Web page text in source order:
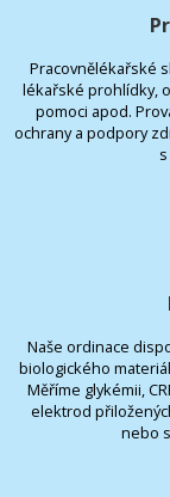
Pracovnělékařské
lékařské prohlídky,
pomoci apod.
ochrany a podpory
Naše ordinace
biologického
Měříme glykémii,
elektrod
nebo